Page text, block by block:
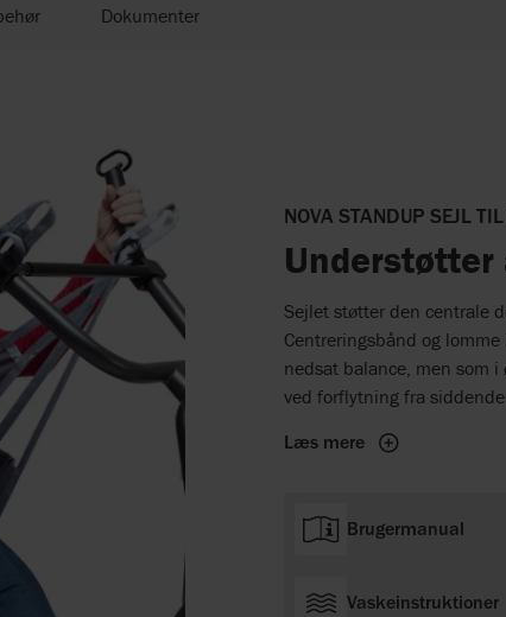
Dokumenter
NOVA STANDUP SEJL
Sejlet støtter den centrale
Centreringsbånd og
nedsat balance, men som
ved forflytning fra
Læs mere
Brugermanual
Vaskeinstruktioner